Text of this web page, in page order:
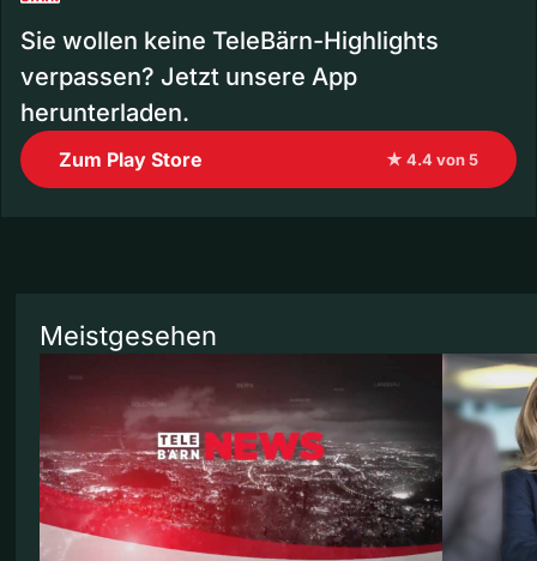
Sie wollen keine TeleBärn-Highlights
verpassen? Jetzt unsere App
herunterladen.
Zum Play Store ★ 4.4 von 5
Meistgesehen